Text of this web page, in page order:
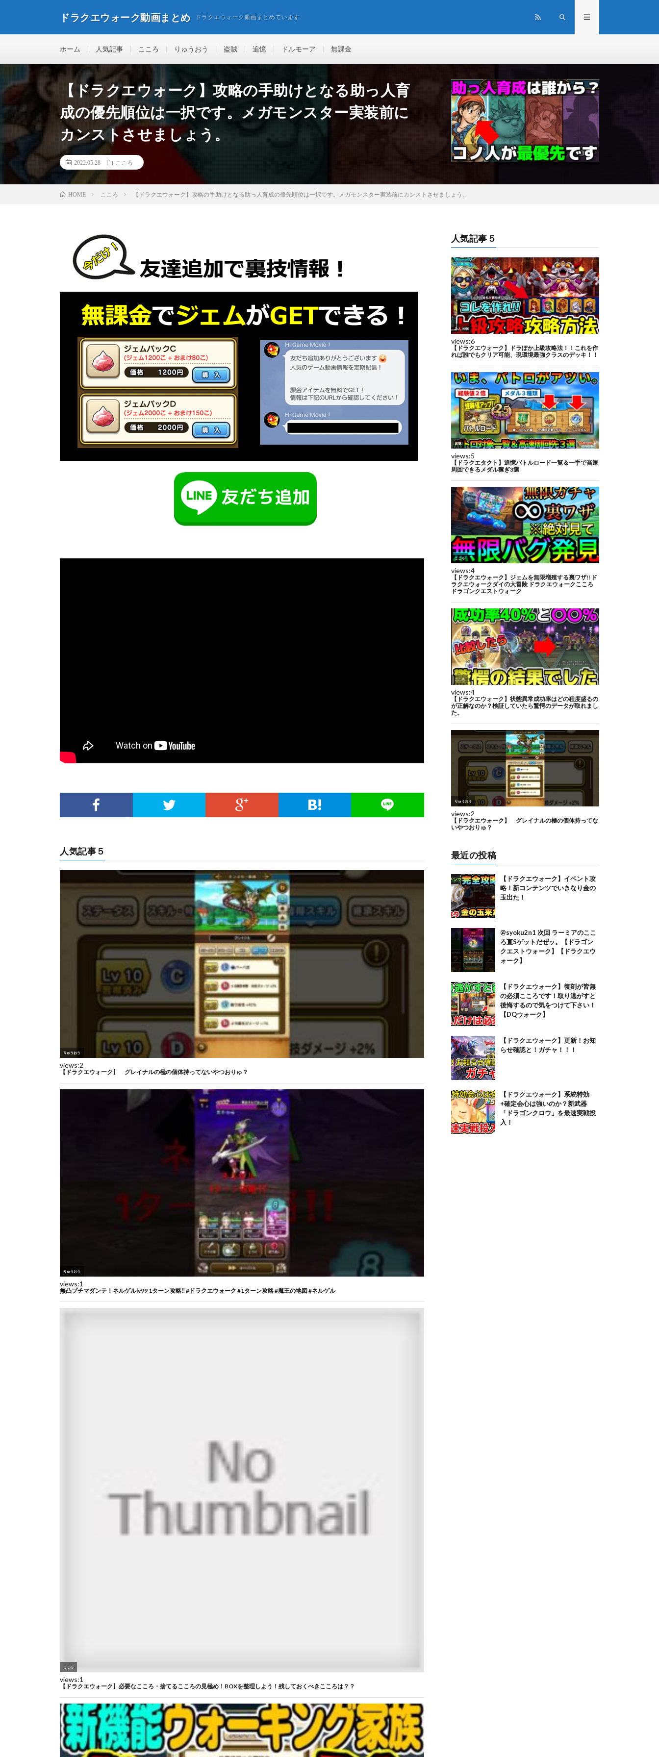
ドラクエウォーク動画まとめ ドラクエウォーク動画まとめています
ホーム 人気記事 こころ りゅうおう 盗賊 追憶 ドルモーア 無課金
【ドラクエウォーク】攻略の手助けとなる助っ人育
成の優先順位は一択です。メガモンスター実装前に
カンストさせましょう。
2022.05.28 こころ
HOME こころ 【ドラクエウォーク】攻略の手助けとなる助っ人育成の優先順位は一択です。メガモンスター実装前にカンストさせましょう。
人気記事５
人気記事５
最近の投稿
【ドラクエウォーク】イベント攻
略！新コンテンツでいきなり金の
玉出た！
@syoku2n1 次回 ラーミアのここ
ろ直Sゲットだぜッ。【ドラゴン
クエストウォーク】【ドラクエウ
ォーク】
【ドラクエウォーク】復刻が皆無
の必須こころです！取り逃がすと
後悔するので気をつけて下さい！
【DQウォーク】
【ドラクエウォーク】更新！お知
らせ確認と！ガチャ！！！
【ドラクエウォーク】系統特効
+確定会心は強いのか？新武器
「ドラゴンクロウ」を最速実戦投
入！